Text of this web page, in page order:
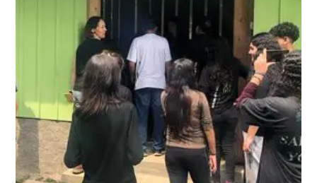
Nuevo Mundo Rural
Seguir leyendo